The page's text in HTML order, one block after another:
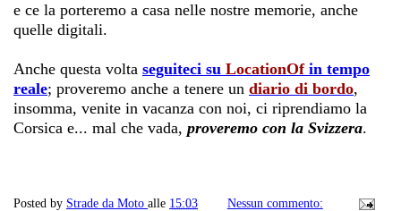
e ce la porteremo a casa nelle nostre memorie, anche
quelle digitali.
Anche questa volta seguiteci su LocationOfin tempo
reale; proveremo anche a tenere un diario di bordo,
insomma, venite in vacanza con noi, ci riprendiamo la
Corsica e... mal che vada, proveremo con la Svizzera.
Posted by Strade da Moto alle 15:03 Nessun commento: